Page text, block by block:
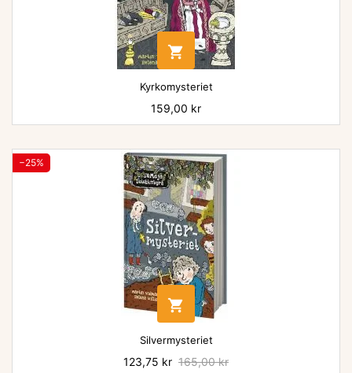

Kyrkomysteriet
Pris
159,00 kr
−25%

Silvermysteriet
Pris
123,75 kr Baspris
165,00 kr